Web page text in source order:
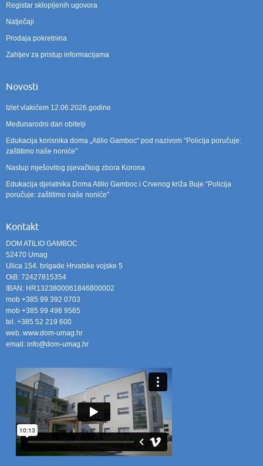
Registar sklopljenih ugovora
Natječaji
Prodaja pokretnina
Zahtjev za pristup informacijama
Novosti
Izlet vlakićem 12.06.2026.godine
Međunarodni dan obitelji
Edukacija korisnika doma „Atilio Gamboc“ pod nazivom “Policija poručuje:
zaštitimo naše noniće”
Nastup mješovitog pjevačkog zbora Korona
Edukacija djelatnika Doma Atilio Gamboc i Crvenog križa Buje “Policija
poručuje: zaštitimo naše noniće”
Kontakt
DOM ATILIO GAMBOC
52470 Umag
Ulica 154. brigade Hrvatske vojske 5
OiB: 72427815354
IBAN: HR1323800061846800002
mob +385 99 392 0703
mob +385 99 498 9565
tel. +385 52 219 600
web. www.dom-umag.hr
email: info@dom-umag.hr